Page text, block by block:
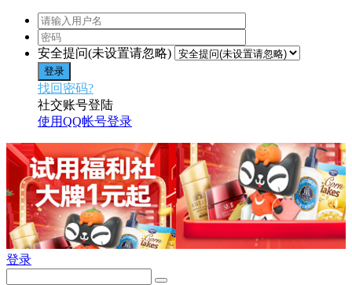
安全提问(未设置请忽略)
登录
找回密码?
社交账号登陆
使用QQ帐号登录
登录